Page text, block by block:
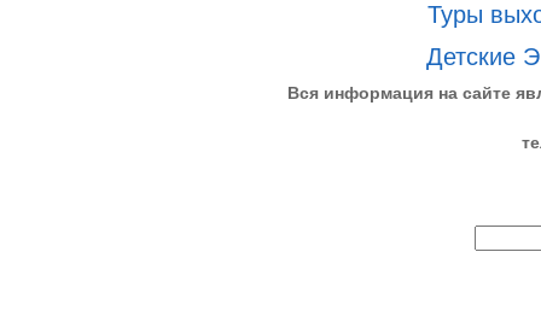
Туры
Детские
Вся информация на сайте